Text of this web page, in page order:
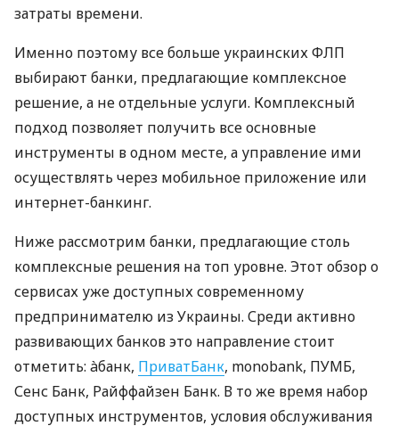
затраты времени.
Именно поэтому все больше украинских ФЛП
выбирают банки, предлагающие комплексное
решение, а не отдельные услуги. Комплексный
подход позволяет получить все основные
инструменты в одном месте, а управление ими
осуществлять через мобильное приложение или
интернет-банкинг.
Ниже рассмотрим банки, предлагающие столь
комплексные решения на топ уровне. Этот обзор о
сервисах уже доступных современному
предпринимателю из Украины. Среди активно
развивающих банков это направление стоит
отметить: àбанк, ПриватБанк, monobank, ПУМБ,
Сенс Банк, Райффайзен Банк. В то же время набор
доступных инструментов, условия обслуживания